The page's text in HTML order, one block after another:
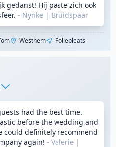
gedanst! Hij paste zich ook
- Nynke | Bruidspaar
Westhem Pollepleats
had the best time.
before the wedding and
could definitely recommend
again! - Valerie |